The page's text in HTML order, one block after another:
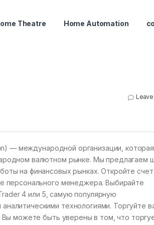
Theatre Home Automation
— международной организации, которая
валютном рынке. Мы предлагаем
на финансовых рынках. Откройте
персонального менеджера. Выбирайте
4 или 5, самую популярную
технологиями. Торгуйте
можете быть уверены в том, что